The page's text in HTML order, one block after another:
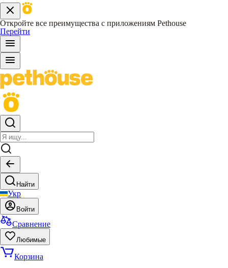
Откройте все преимущества с приложениям Pethouse
Перейти
Найти
Укр
Войти
Сравнение
Любимые
Корзина